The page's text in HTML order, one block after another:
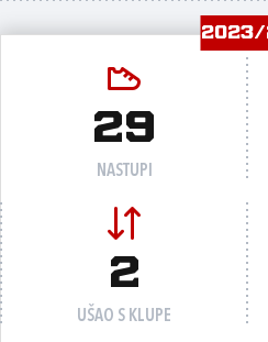
29
NASTUPI
2
UŠAO S KLUPE